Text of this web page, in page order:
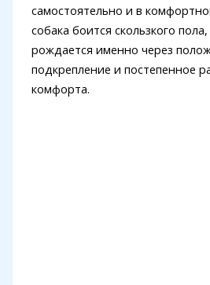
самостоятельно и в
собака боится скользкого
рождается именно через
подкрепление и постепенное
комфорта.